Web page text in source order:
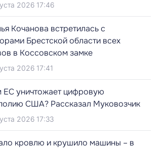
2026 17:46
Кочанова встретилась с
Брестской области всех
в Коссовском замке
2026 17:41
ЕС уничтожает цифровую
США? Рассказал Муковозчик
2026 17:33
кровлю и крушило машины – в